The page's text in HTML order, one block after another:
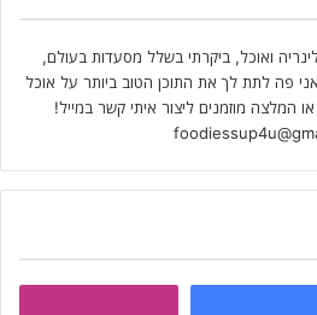
ואוכל, ביקרתי בשלל מסעדות בעולם,
פה לתת לך את התוכן הטוב ביותר על אוכל
המלצה מוזמנים ליצור איתי קשר במייל!